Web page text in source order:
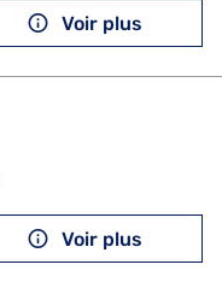
Voir plus
Voir plus